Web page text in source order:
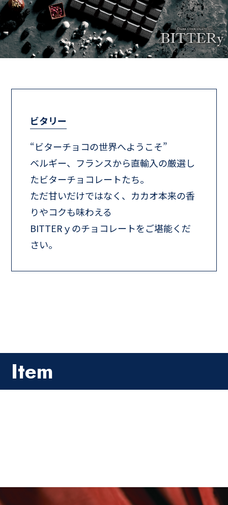
ビタリー
“ビターチョコの世界へようこそ”
ベルギー、フランスから直輸入の厳選し
たビターチョコレートたち。
ただ甘いだけではなく、カカオ本来の香
りやコクも味わえる
BITTERｙのチョコレートをご堪能くだ
さい。
Item